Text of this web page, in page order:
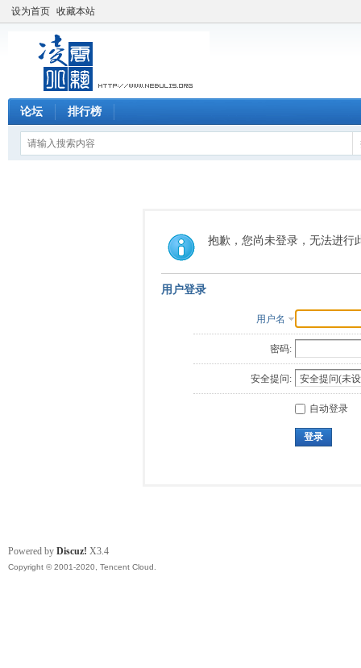
设为首页 收藏本站
论坛 排行榜
抱歉，您尚未登录，无法进行
用户登录
用户名
密码:
安全提问:
自动登录
登录
Powered by Discuz! X3.4
Copyright © 2001-2020, Tencent Cloud.